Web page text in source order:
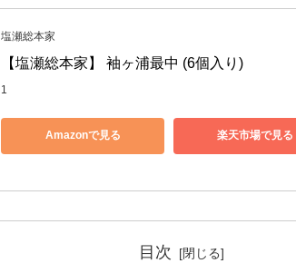
塩瀬総本家
【塩瀬総本家】 袖ヶ浦最中 (6個入り)
1
Amazonで見る 楽天市場で見る
目次